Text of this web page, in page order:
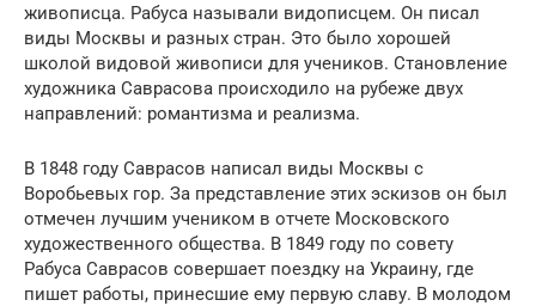
живописца. Рабуса называли видописцем. Он писал
виды Москвы и разных стран. Это было хорошей
школой видовой живописи для учеников. Становление
художника Саврасова происходило на рубеже двух
направлений: романтизма и реализма.
В 1848 году Саврасов написал виды Москвы с
Воробьевых гор. За представление этих эскизов он был
отмечен лучшим учеником в отчете Московского
художественного общества. В 1849 году по совету
Рабуса Саврасов совершает поездку на Украину, где
пишет работы, принесшие ему первую славу. В молодом